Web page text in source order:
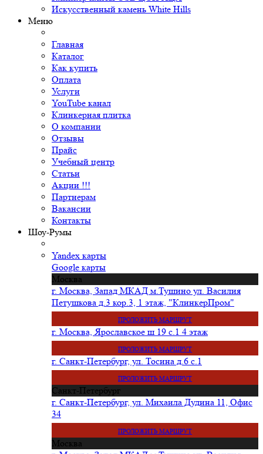
Искусственный камень White Hills
Меню
Главная
Каталог
Как купить
Оплата
Услуги
YouTube канал
Клинкерная плитка
О компании
Отзывы
Прайс
Учебный центр
Статьи
Акции !!!
Партнерам
Вакансии
Контакты
Шоу-Румы
Yandex карты
Google карты
Москва
г. Москва, Запад МКАД м.Тушино ул. Василия
Петушкова д.3 кор.3, 1 этаж, "КлинкерПром"
ПРОЛОЖИТЬ МАРШРУТ
г. Москва, Ярославское ш 19 с.1 4 этаж
ПРОЛОЖИТЬ МАРШРУТ
г. Санкт-Петербург, ул. Тосина д.6 с.1
ПРОЛОЖИТЬ МАРШРУТ
Санкт-Петербург
г. Санкт-Петербург, ул. Михаила Дудина 11, Офис
34
ПРОЛОЖИТЬ МАРШРУТ
Москва